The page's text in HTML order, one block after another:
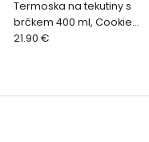
Termoska na tekutiny s
brčkem 400 ml, Cookie
beige
21.90 €